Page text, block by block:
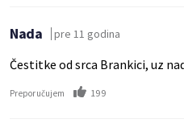
Nada pre 11 godina
Čestitke od srca Brankici, uz
Preporučujem 199